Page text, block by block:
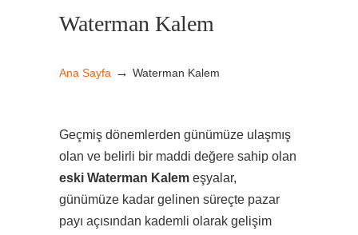
Waterman Kalem
Ana Sayfa → Waterman Kalem
Geçmiş dönemlerden günümüze ulaşmış
olan ve belirli bir maddi değere sahip olan
eski Waterman Kalem eşyalar,
günümüze kadar gelinen süreçte pazar
payı açısından kademli olarak gelişim